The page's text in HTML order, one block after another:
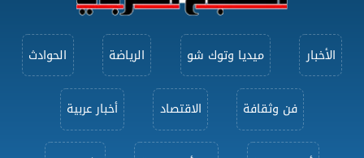
الأخبار ميديا وتوك شو الرياضة الحوادث
فن وثقافة الاقتصاد أخبار عربية